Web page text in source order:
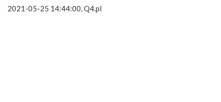
2021-05-25 14:44:00, Q4.pl